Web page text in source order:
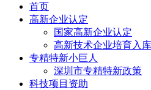
首页
高新企业认定
国家高新企业认定
高新技术企业培育入库
专精特新小巨人
深圳市专精特新政策
科技项目资助